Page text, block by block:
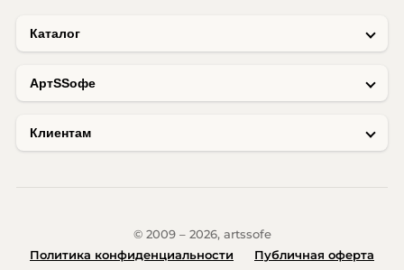
Каталог
AртSSофе
Клиентам
© 2009 – 2026, artssofe
Политика конфиденциальности
Публичная оферта